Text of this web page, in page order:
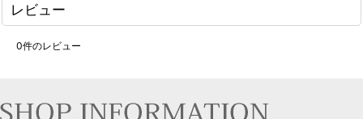
レビュー
0件のレビュー